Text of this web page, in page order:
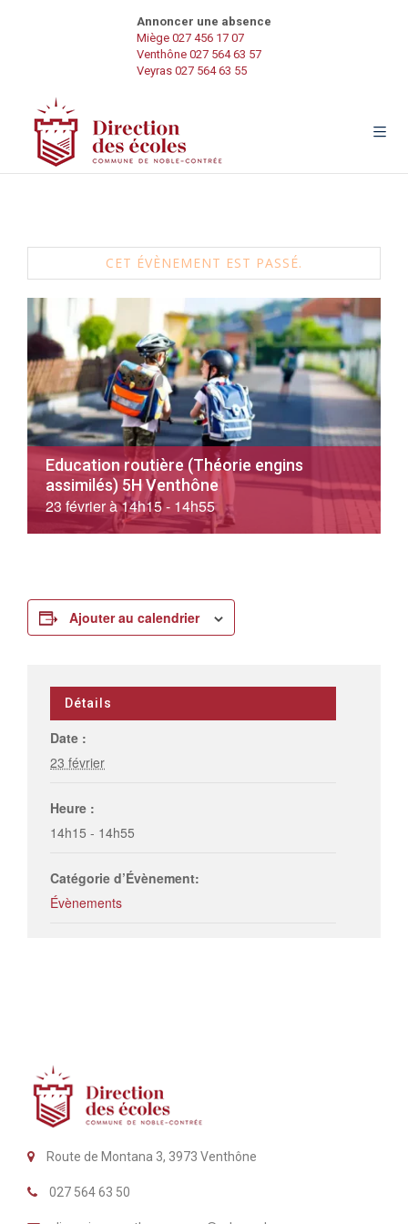
Annoncer une absence
Miège 027 456 17 07
Venthône 027 564 63 57
Veyras 027 564 63 55
CET ÉVÈNEMENT EST PASSÉ.
Education routière (Théorie engins
assimilés) 5H Venthône
23 février à 14h15- 14h55
Ajouter au calendrier
Détails
Date :
23 février
Heure :
14h15 - 14h55
Catégorie d’Évènement:
Évènements
Route de Montana 3, 3973 Venthône
027 564 63 50